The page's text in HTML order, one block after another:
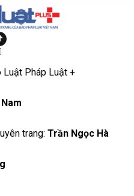
Luật Pháp Luật +
trang: Trần Ngọc Hà